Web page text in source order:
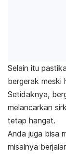
Selain itu
bergerak meski
Setidaknya,
melancarkan
tetap hangat.
Anda juga bisa
misalnya